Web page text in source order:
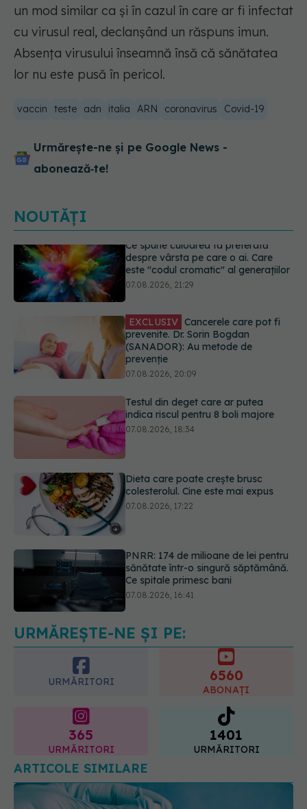
un mod similar ca și în cazul în care ar fi infectat
cu virusul real, declanșând un răspuns imun.
Absența virusului înseamnă însă că sănătatea
lor nu este pusă în pericol.
vaccin teste adn italia ARN coronavirus Covid-19
Urmărește-ne și pe Google News -
abonează‑te!
NOUTĂȚI
EXCLUSIV Cancerele care pot fi
prevenite. Dr. Sorin Bogdan
(SANADOR): Au metode de
07.08.2026, 20:09
Testul din deget care ar putea
indica riscul pentru 8 boli majore
07.08.2026, 18:34
Dieta care poate crește brusc
colesterolul. Cine este mai expus
PNRR: 174 de milioane de lei pentru
sănătate într-o singură săptămână.
Ce spune culoarea ta preferată
despre vârsta pe care o ai. Care
este "codul cromatic" al generațiilor
URMĂREȘTE-NE ȘI PE:
URMĂRITORI 6560
ABONAȚI
365
URMĂRITORI
1401
URMĂRITORI
ARTICOLE SIMILARE